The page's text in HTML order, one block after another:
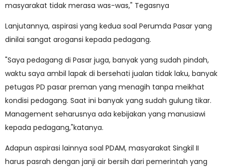
masyarakat tidak merasa was-was," Tegasnya
Lanjutannya, aspirasi yang kedua soal Perumda Pasar yang
dinilai sangat arogansi kepada pedagang.
"Saya pedagang di Pasar juga, banyak yang sudah pindah,
waktu saya ambil lapak di bersehati jualan tidak laku, banyak
petugas PD pasar preman yang menagih tanpa meikhat
kondisi pedagang. Saat ini banyak yang sudah gulung tikar.
Management seharusnya ada kebijakan yang manusiawi
kepada pedagang,"katanya.
Adapun aspirasi lainnya soal PDAM, masyarakat Singkil II
harus pasrah dengan janji air bersih dari pemerintah yang